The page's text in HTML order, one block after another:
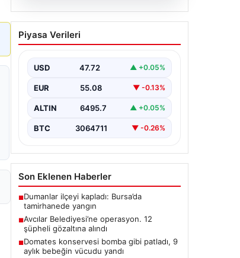
Avcılar Belediyesi’ne
operasyon. 12 şüpheli
Piyasa Verileri
USD 47.72 ▲ +0.05%
EUR 55.08 ▼ -0.13%
ALTIN 6495.7 ▲ +0.05%
BTC 3064711 ▼ -0.26%
Son Eklenen Haberler
■Dumanlar ilçeyi kapladı: Bursa’da
tamirhanede yangın
■Avcılar Belediyesi’ne operasyon. 12
şüpheli gözaltına alındı
■Domates konservesi bomba gibi patladı, 9
aylık bebeğin vücudu yandı